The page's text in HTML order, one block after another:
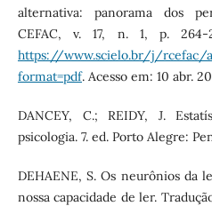
alternativa: panorama dos
CEFAC, v. 17, n. 1, p. 264-
https://www.scielo.br/j/rcefac/
format=pdf. Acesso em: 10 abr.
DANCEY, C.; REIDY, J.
psicologia. 7. ed. Porto Alegre:
DEHAENE, S. Os neurônios da
nossa capacidade de ler.